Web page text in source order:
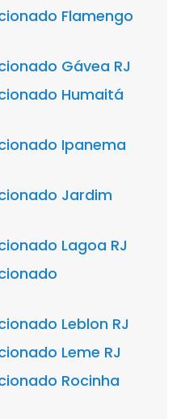
Flamengo
Gávea RJ
Humaitá
Ipanema
Jardim
Lagoa RJ
Leblon RJ
Leme RJ
Rocinha